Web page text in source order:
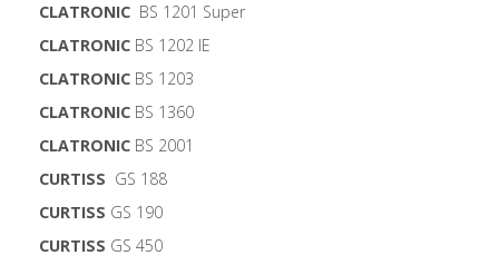
CLATRONIC BS 1201 Super
CLATRONIC BS 1202 IE
CLATRONIC BS 1203
CLATRONIC BS 1360
CLATRONIC BS 2001
CURTISS GS 188
CURTISS GS 190
CURTISS GS 450